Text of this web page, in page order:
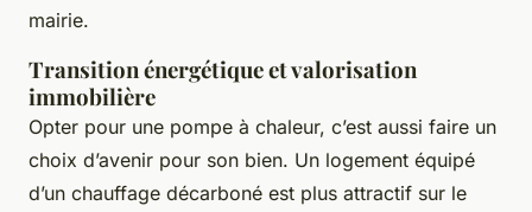
mairie.
Transition énergétique et valorisation
immobilière
Opter pour une pompe à chaleur, c’est aussi faire un
choix d’avenir pour son bien. Un logement équipé
d’un chauffage décarboné est plus attractif sur le